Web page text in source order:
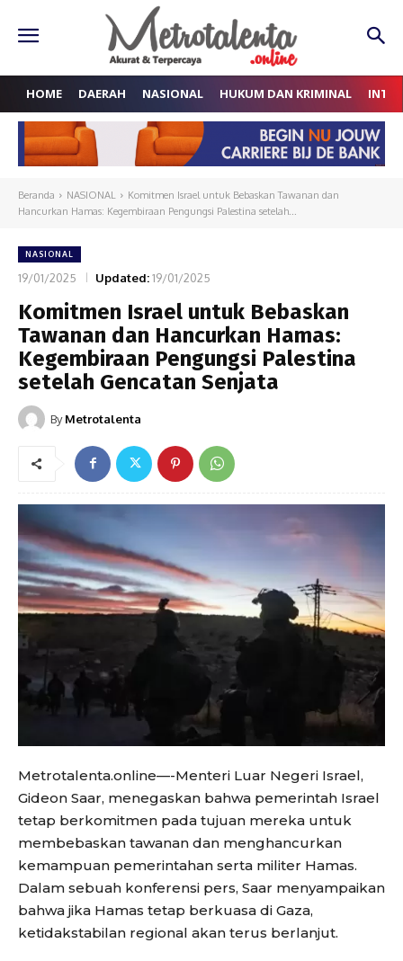
HOME DAERAH NASIONAL HUKUM DAN KRIMINAL
Beranda NASIONAL
Komitmen Israel untuk Bebaskan Tawanan dan
Hancurkan Hamas: Kegembiraan Pengungsi Palestina setelah...
NASIONAL
19/01/2025 Updated:19/01/2025
Komitmen Israel untuk Bebaskan
Tawanan dan Hancurkan Hamas:
Kegembiraan Pengungsi Palestina
setelah Gencatan Senjata
By Metrotalenta
Metrotalenta.online—-Menteri Luar Negeri Israel,
Gideon Saar, menegaskan bahwa pemerintah Israel
tetap berkomitmen pada tujuan mereka untuk
membebaskan tawanan dan menghancurkan
kemampuan pemerintahan serta militer Hamas.
Dalam sebuah konferensi pers, Saar menyampaikan
bahwa jika Hamas tetap berkuasa di Gaza,
ketidakstabilan regional akan terus berlanjut.